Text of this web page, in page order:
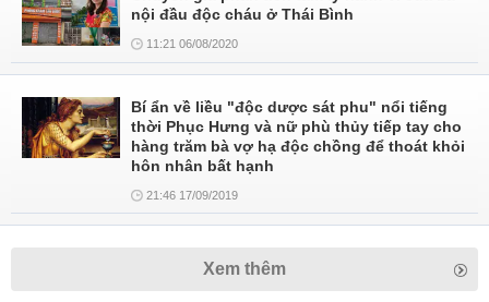
nội đầu độc cháu ở Thái Bình
11:21 06/08/2020
Bí ẩn về liều "độc dược sát phu" nổi tiếng
thời Phục Hưng và nữ phù thủy tiếp tay cho
hàng trăm bà vợ hạ độc chồng để thoát khỏi
hôn nhân bất hạnh
21:46 17/09/2019
Xem thêm